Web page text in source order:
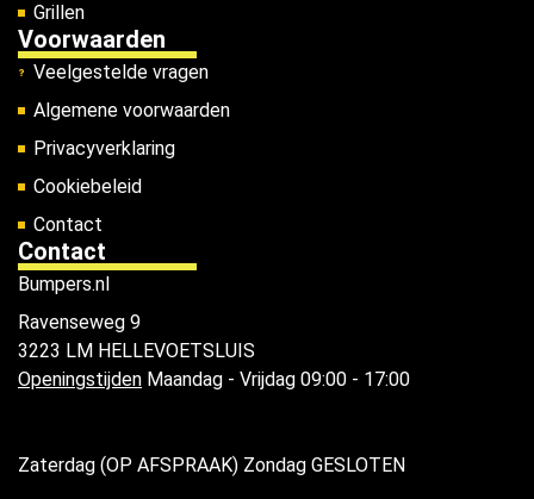
Grillen
Voorwaarden
Veelgestelde vragen
Algemene voorwaarden
Privacyverklaring
Cookiebeleid
Contact
Contact
Bumpers.nl
Ravenseweg 9
3223 LM HELLEVOETSLUIS
Openingstijden Maandag - Vrijdag 09:00 - 17:00
Zaterdag (OP AFSPRAAK) Zondag GESLOTEN